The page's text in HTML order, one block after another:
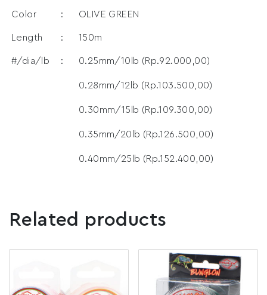
Color : OLIVE GREEN
Length : 150m
#/dia/lb : 0.25mm/10lb (Rp.92.000,00)
0.28mm/12lb (Rp.103.500,00)
0.30mm/15lb (Rp.109.300,00)
0.35mm/20lb (Rp.126.500,00)
0.40mm/25lb (Rp.152.400,00)
Related products